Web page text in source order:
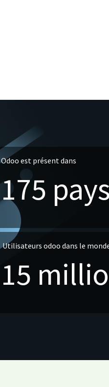
Odoo est présent dans
175 pays
Utilisateurs odoo dans le
15